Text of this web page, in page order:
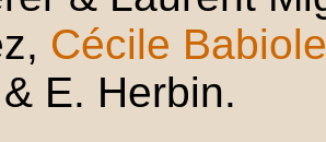
Cécile Babiole
E. Herbin.